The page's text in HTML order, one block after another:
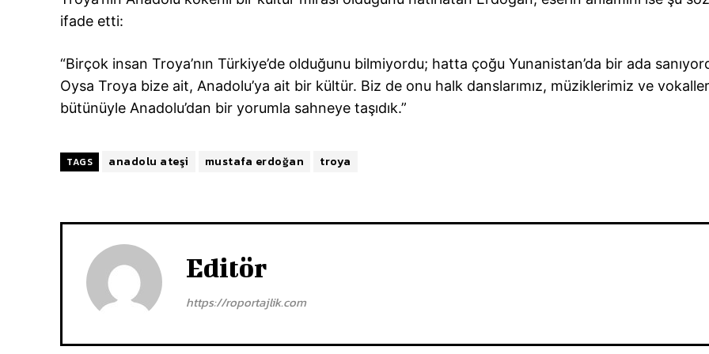
ifade etti:
“Birçok insan Troya’nın Türkiye’de olduğunu bilmiyordu; hatta çoğu Yunanistan’da bir ada
Oysa Troya bize ait, Anadolu’ya ait bir kültür. Biz de onu halk danslarımız, müziklerimiz ve
bütünüyle Anadolu’dan bir yorumla sahneye taşıdık.”
TAGS anadolu ateşi mustafa erdoğan troya
Editör
https://roportajlik.com